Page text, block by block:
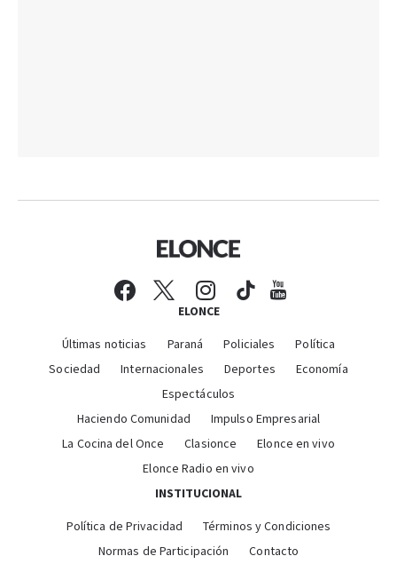
ELONCE
Últimas noticias Paraná Policiales
Política
Sociedad
Internacionales Deportes
Economía
Espectáculos
Haciendo Comunidad
Impulso Empresarial
La Cocina del Once
Clasionce
Elonce en vivo
Elonce Radio en vivo
INSTITUCIONAL
Política de Privacidad
Términos y Condiciones
Normas de Participación
Contacto